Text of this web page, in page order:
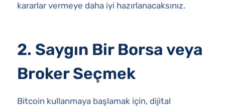
kararlar vermeye daha iyi hazırlanacaksınız.
2. Saygın Bir Borsa veya
Broker Seçmek
Bitcoin kullanmaya başlamak için, dijital